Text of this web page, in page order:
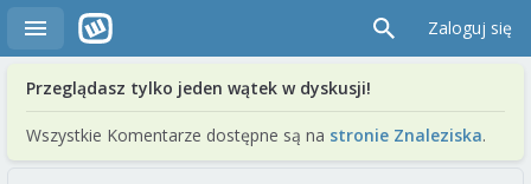
Zaloguj się
Przeglądasz tylko jeden wątek w dyskusji!
Wszystkie Komentarze dostępne są na stronie Znaleziska.